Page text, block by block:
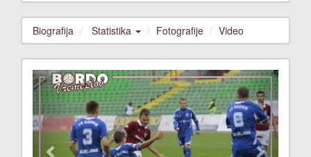
Biografija Statistika Fotografije Video
Previous Next